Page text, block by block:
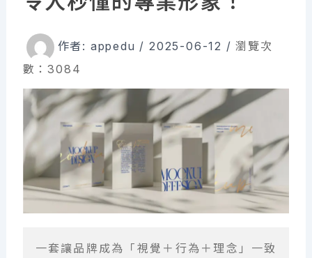
作者: appedu /2025-06-12 /瀏覽次
數：3084
一套讓品牌成為「視覺＋行為＋理念」一致